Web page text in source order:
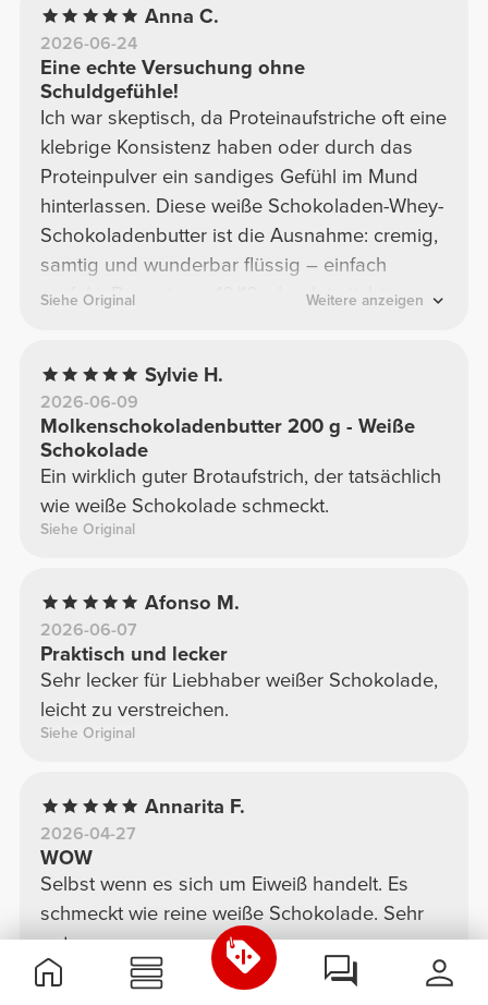
Anna C.
2026-06-24
Eine echte Versuchung ohne
Schuldgefühle!
Ich war skeptisch, da Proteinaufstriche oft eine
klebrige Konsistenz haben oder durch das
Proteinpulver ein sandiges Gefühl im Mund
hinterlassen. Diese weiße Schokoladen-Whey-
Schokoladenbutter ist die Ausnahme: cremig,
samtig und wunderbar flüssig – einfach
perfekt. Bewertung: 10/10, absolut süchtig
Siehe Original Weitere anzeigen
Sylvie H.
2026-06-09
Molkenschokoladenbutter 200 g - Weiße
Schokolade
Ein wirklich guter Brotaufstrich, der tatsächlich
wie weiße Schokolade schmeckt.
Siehe Original
Afonso M.
2026-06-07
Praktisch und lecker
Sehr lecker für Liebhaber weißer Schokolade,
leicht zu verstreichen.
Siehe Original
Annarita F.
2026-04-27
WOW
Selbst wenn es sich um Eiweiß handelt. Es
schmeckt wie reine weiße Schokolade. Sehr
gut.
Siehe Original